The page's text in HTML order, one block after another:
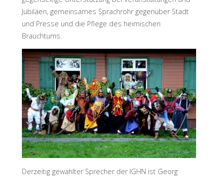
CHS
HAF
Jubiläen, gemeinsames Sprachrohr gegenüber Stadt
und Presse und die Pflege des heimischen
Brauchtums.
Derzeitig gewählter Sprecher der IGHN ist Georg